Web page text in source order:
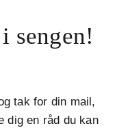
sengen!
tak for din mail,
dig en råd du kan